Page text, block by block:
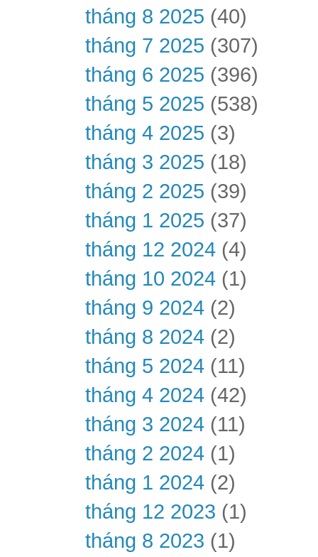
tháng 8 2025 (40)
tháng 7 2025 (307)
tháng 6 2025 (396)
tháng 5 2025 (538)
tháng 4 2025 (3)
tháng 3 2025 (18)
tháng 2 2025 (39)
tháng 1 2025 (37)
tháng 12 2024 (4)
tháng 10 2024 (1)
tháng 9 2024 (2)
tháng 8 2024 (2)
tháng 5 2024 (11)
tháng 4 2024 (42)
tháng 3 2024 (11)
tháng 2 2024 (1)
tháng 1 2024 (2)
tháng 12 2023 (1)
tháng 8 2023 (1)